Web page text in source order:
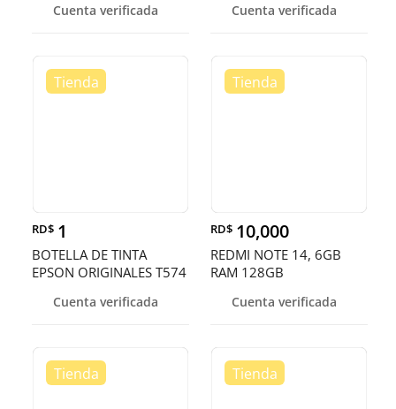
Cuenta verificada Cuenta verificada
RD$ 1
BOTELLA DE TINTA
EPSON ORIGINALES T574
COLORES,ECOTANK
Cuenta verificada
RD$ 10,000
REDMI NOTE 14, 6GB
RAM 128GB
Cuenta verificada